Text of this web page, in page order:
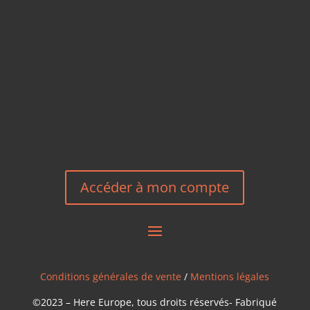
Accéder à mon compte
Conditions générales de vente / Mentions légales
©2023 – Here Europe, tous droits réservés- Fabriqué